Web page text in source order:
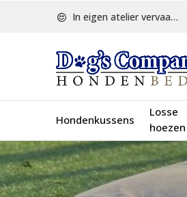
Hondenkussens
Losse
hoezen
In eigen atelier vervaardigd